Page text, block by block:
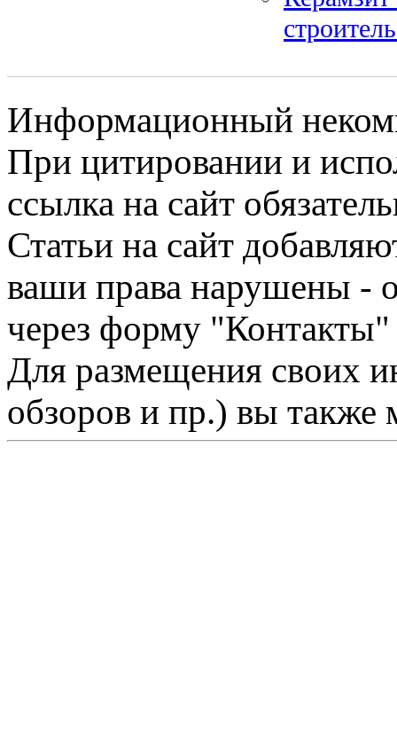
Информационный
При цитировании и
ссылка на сайт
Статьи на сайт
ваши права нарушены -
через форму "Контакты"
Для размещения своих
обзоров и пр.) вы также